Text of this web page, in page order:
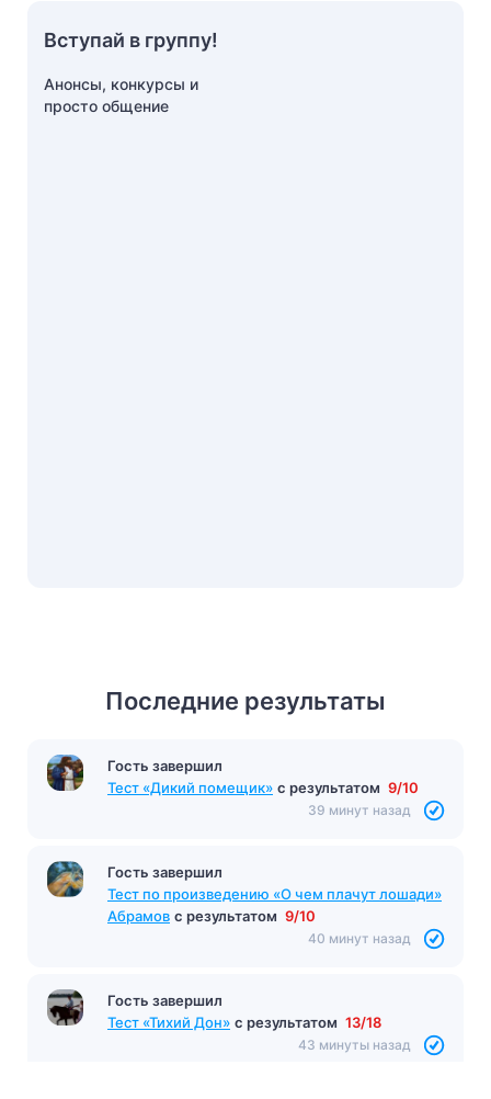
Последние результаты
Гость завершил
Тест «Дикий помещик» с результатом 9/10
39 минут назад
Гость завершил
Тест по произведению «О чем плачут лошади»
Абрамов с результатом 9/10
40 минут назад
Гость завершил
Тест «Тихий Дон» с результатом 13/18
43 минуты назад
Вступай в группу!
Анонсы, конкурсы и
просто общение